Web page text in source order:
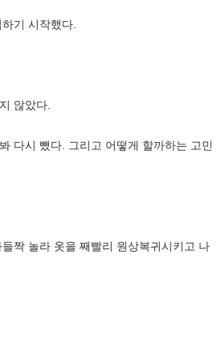
기 시작했다.
않았다.
다시 뺐다. 그리고 어떻게 할까하는 고민
짝 놀라 옷을 째빨리 원상복귀시키고 나